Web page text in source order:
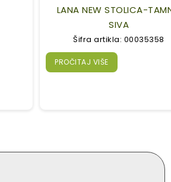
LANA NEW STOLICA-
SIVA
Šifra artikla: 00035358
PROČITAJ VIŠE